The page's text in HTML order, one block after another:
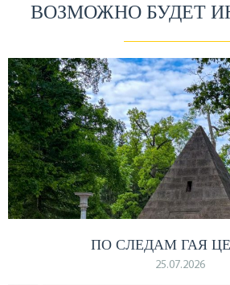
ВОЗМОЖНО БУДЕТ
ПО СЛЕДАМ ГАЯ
25.07.2026